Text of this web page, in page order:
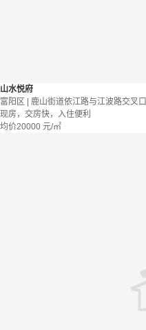
山水悦府
富阳区 | 鹿山街道依江路与江波路交叉口
现房，交房快，入住便利
均价20000 元/㎡